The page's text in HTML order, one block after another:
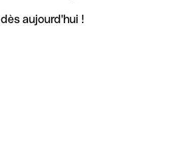
aujourd'hui !